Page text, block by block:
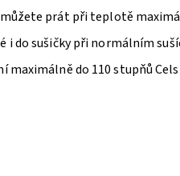
prát při teplotě
i do sušičky při normálním
maximálně do 110 stupňů